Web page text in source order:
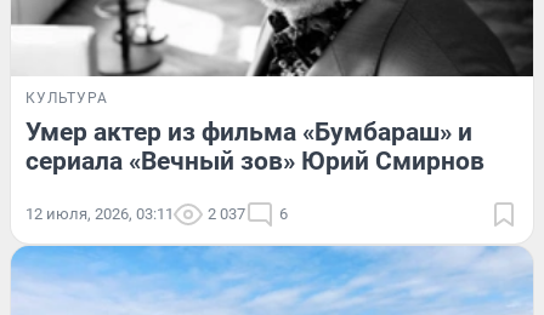
КУЛЬТУРА
Умер актер из фильма «Бумбараш» и
сериала «Вечный зов» Юрий Смирнов
12 июля, 2026, 03:11 2 037 6